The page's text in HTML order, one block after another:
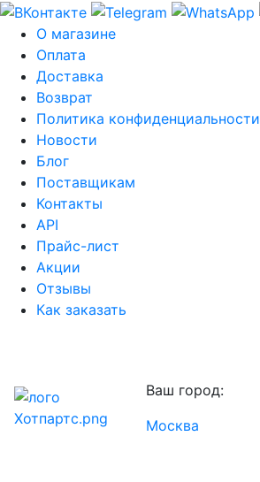
О магазине
Оплата
Доставка
Возврат
Политика конфиденциальности
Новости
Блог
Поставщикам
Контакты
API
Прайс-лист
Акции
Отзывы
Как заказать
Ваш город:
Москва